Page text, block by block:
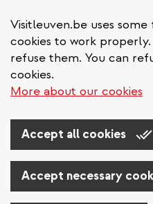
Visitleuven.be uses
cookies to work properly.
refuse them. You can
cookies.
More about our cookies
Accept all cookies
Accept necessary